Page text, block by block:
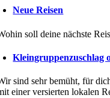
Neue Reisen
soll deine nächste
Kleingruppenzuschlag
sind sehr bemüht, für
einer versierten lokalen